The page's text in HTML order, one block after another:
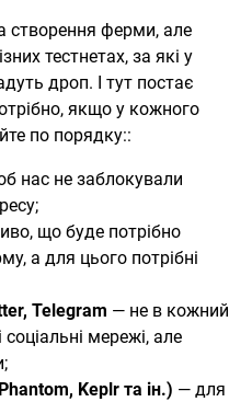
створення ферми, але
тестнетах, за які у
дроп. І тут постає
якщо у кожного
по порядку::
нас не заблокували
що буде потрібно
а для цього потрібні
Telegram — не в кожний
соціальні мережі, але
Keplr та ін.) — для